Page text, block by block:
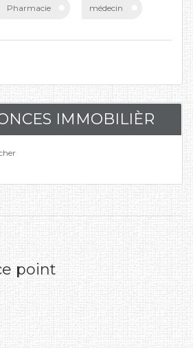
Pharmacie médecin
IMMOBILIÈR
point